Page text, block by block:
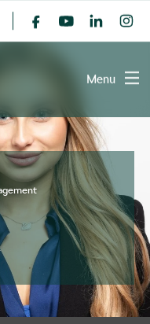
VYHLEDAT
Menu